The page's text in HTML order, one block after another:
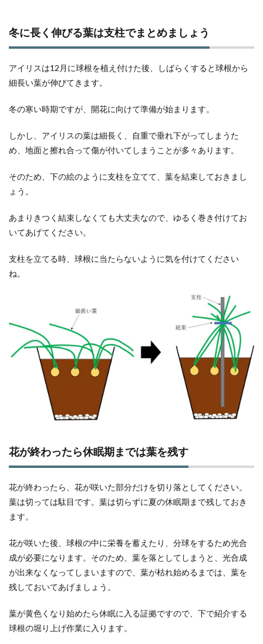
冬に長く伸びる葉は支柱でまとめましょう
アイリスは12月に球根を植え付けた後、しばらくすると球根から
細長い葉が伸びてきます。
冬の寒い時期ですが、開花に向けて準備が始まります。
しかし、アイリスの葉は細長く、自重で垂れ下がってしまうた
め、地面と擦れ合って傷が付いてしまうことが多々あります。
そのため、下の絵のように支柱を立てて、葉を結束しておきまし
ょう。
あまりきつく結束しなくても大丈夫なので、ゆるく巻き付けてお
いてあげてください。
支柱を立てる時、球根に当たらないように気を付けてください
ね。
花が終わったら休眠期までは葉を残す
花が終わったら、花が咲いた部分だけを切り落としてください。
葉は切っては駄目です。葉は切らずに夏の休眠期まで残しておき
ます。
花が咲いた後、球根の中に栄養を蓄えたり、分球をするため光合
成が必要になります。そのため、葉を落としてしまうと、光合成
が出来なくなってしまいますので、葉が枯れ始めるまでは、葉を
残しておいてあげましょう。
葉が黄色くなり始めたら休眠に入る証拠ですので、下で紹介する
球根の堀り上げ作業に入ります。